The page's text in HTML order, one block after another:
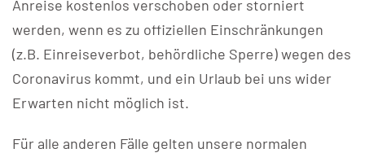
Anreise kostenlos verschoben oder storniert
werden, wenn es zu offiziellen Einschränkungen
(z.B. Einreiseverbot, behördliche Sperre) wegen des
Coronavirus kommt, und ein Urlaub bei uns wider
Erwarten nicht möglich ist.
Für alle anderen Fälle gelten unsere normalen